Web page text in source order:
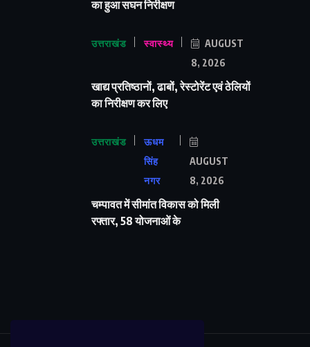
का हुआ सघन निरीक्षण
उत्तराखंड स्वास्थ्य
AUGUST
8, 2026
खाद्य प्रतिष्ठानों, ढाबों, रेस्टोरेंट एवं ठेलियों
का निरीक्षण कर लिए
उत्तराखंड
ऊधम
सिंह
नगर
AUGUST
8, 2026
चम्पावत में सीमांत विकास को मिली
रफ्तार, 58 योजनाओं के